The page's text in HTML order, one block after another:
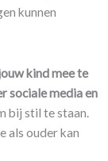
kunnen
kind mee te
sociale media en
bij stil te staan.
als ouder kan